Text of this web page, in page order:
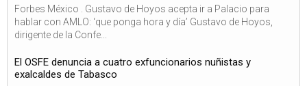
Forbes México . Gustavo de Hoyos acepta ir a Palacio para
hablar con AMLO: ‘que ponga hora y día’ Gustavo de Hoyos,
dirigente de la Confe...
El OSFE denuncia a cuatro exfuncionarios nuñistas y
exalcaldes de Tabasco